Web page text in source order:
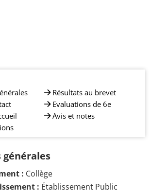
Résultats au brevet
Evaluations de 6e
Avis et notes
: Collège
: Établissement Public